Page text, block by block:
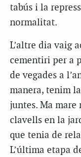
tabús i la
normalitat.
L’altre dia vaig
cementiri per a
de vegades a
manera, tenim
juntes. Ma
clavells en la
que tenia de
L’última etapa